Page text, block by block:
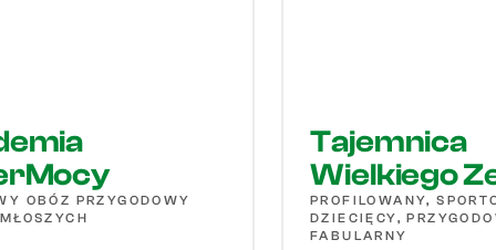
PRZYGODOWY
Tajemnica
Wielkiego
PROFILOWANY, SPORTOWY
DZIECIĘCY, PRZYGODOWO -
FABULARNY